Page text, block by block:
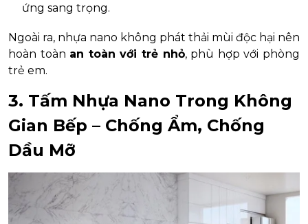
ứng sang trọng.
Ngoài ra, nhựa nano không phát thải mùi độc hại nên
hoàn toàn an toàn với trẻ nhỏ, phù hợp với phòng
trẻ em.
3. Tấm Nhựa Nano Trong Không
Gian Bếp – Chống Ẩm, Chống
Dầu Mỡ